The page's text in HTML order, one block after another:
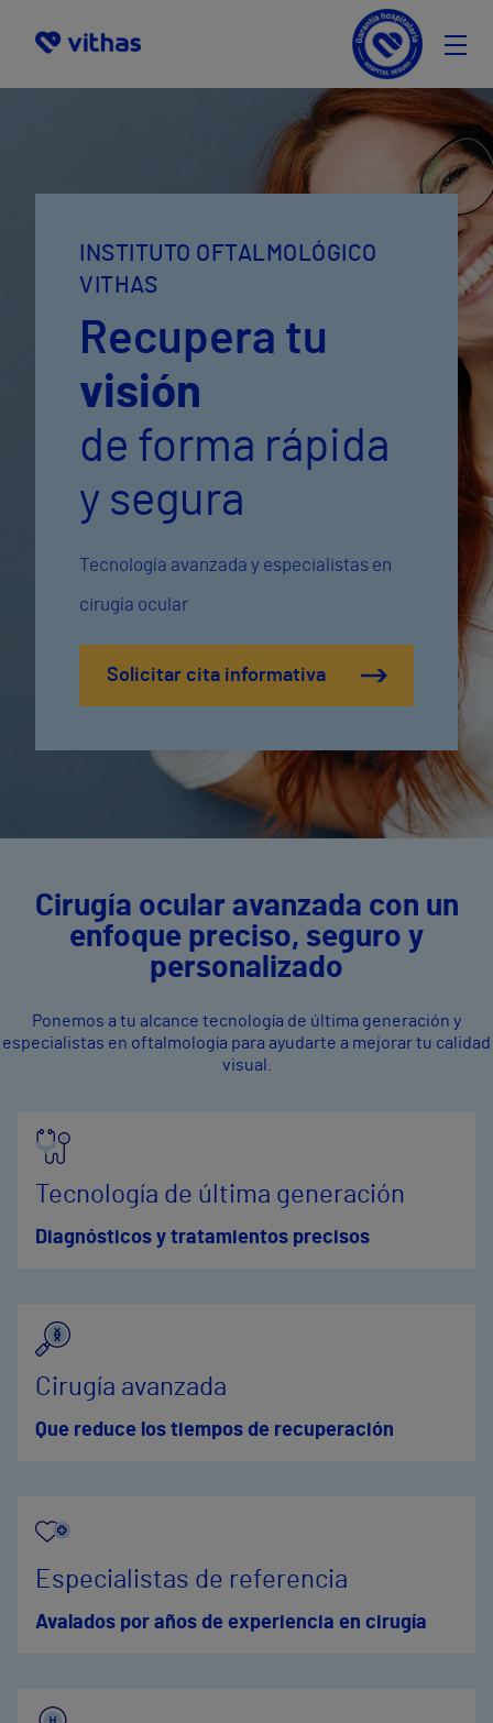
Pide citaINSTITUTO OFTALMOLÓGICO
VITHAS
Recupera tu
visión
de forma rápida
y segura
Tecnología avanzada y especialistas en
cirugía ocular
Solicitar cita informativa
Cirugía ocular avanzada con un
enfoque preciso, seguro y
personalizado
Ponemos a tu alcance tecnología de última generación y
especialistas en oftalmología para ayudarte a mejorar tu calidad
visual.
Tecnología de última generación
Diagnósticos y tratamientos precisos
Cirugía avanzada
Que reduce los tiempos de recuperación
Especialistas de referencia
Avalados por años de experiencia en cirugía